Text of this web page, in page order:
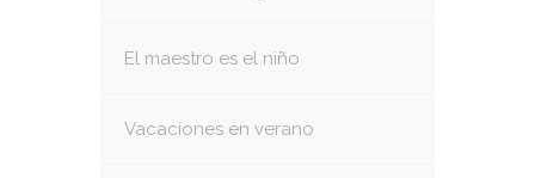
El maestro es el niño
Vacaciones en verano